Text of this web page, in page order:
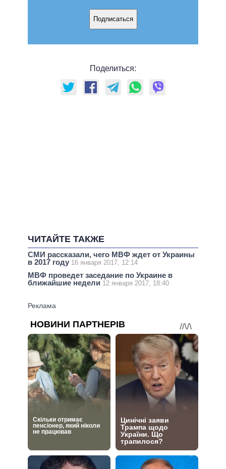
Подписаться
Поделиться:
ЧИТАЙТЕ ТАКЖЕ
СМИ рассказали, чего МВФ ждет от Украины
в 2017 году 16 января 2017, 12:14
МВФ проведет заседание по Украине в
ближайшие недели 12 января 2017, 18:40